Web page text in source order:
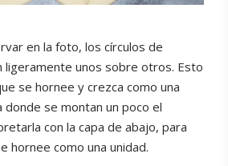
en la foto, los círculos de
ligeramente unos sobre otros. Esto
se hornee y crezca como una
donde se montan un poco el
con la capa de abajo, para
hornee como una unidad.